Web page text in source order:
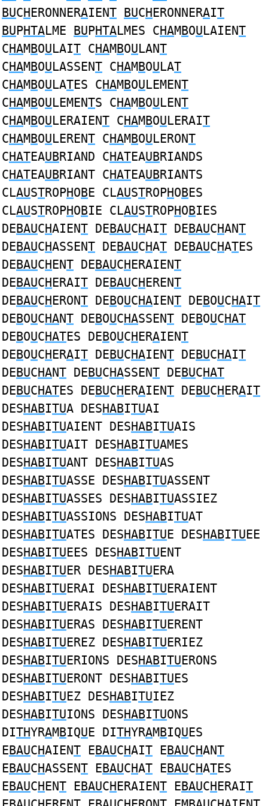
BUCHERONNERAIENT BUCHERONNERAIT
BUPHTALME BUPHTALMES CHAMBOULAIENT
CHAMBOULAIT CHAMBOULANT
CHAMBOULASSENT CHAMBOULAT
CHAMBOULATES CHAMBOULEMENT
CHAMBOULEMENTS CHAMBOULENT
CHAMBOULERAIENT CHAMBOULERAIT
CHAMBOULERENT CHAMBOULERONT
CHATEAUBRIAND CHATEAUBRIANDS
CHATEAUBRIANT CHATEAUBRIANTS
CLAUSTROPHOBE CLAUSTROPHOBES
CLAUSTROPHOBIE CLAUSTROPHOBIES
DEBAUCHAIENT DEBAUCHAIT DEBAUCHANT
DEBAUCHASSENT DEBAUCHAT DEBAUCHATES
DEBAUCHENT DEBAUCHERAIENT
DEBAUCHERAIT DEBAUCHERENT
DEBAUCHERONT DEBOUCHAIENT DEBOUCHAIT
DEBOUCHANT DEBOUCHASSENT DEBOUCHAT
DEBOUCHATES DEBOUCHERAIENT
DEBOUCHERAIT DEBUCHAIENT DEBUCHAIT
DEBUCHANT DEBUCHASSENT DEBUCHAT
DEBUCHATES DEBUCHERAIENT DEBUCHERAIT
DESHABITUA DESHABITUAI
DESHABITUAIENT DESHABITUAIS
DESHABITUAIT DESHABITUAMES
DESHABITUANT DESHABITUAS
DESHABITUASSE DESHABITUASSENT
DESHABITUASSES DESHABITUASSIEZ
DESHABITUASSIONS DESHABITUAT
DESHABITUATES DESHABITUE DESHABITUEE
DESHABITUEES DESHABITUENT
DESHABITUER DESHABITUERA
DESHABITUERAI DESHABITUERAIENT
DESHABITUERAIS DESHABITUERAIT
DESHABITUERAS DESHABITUERENT
DESHABITUEREZ DESHABITUERIEZ
DESHABITUERIONS DESHABITUERONS
DESHABITUERONT DESHABITUES
DESHABITUEZ DESHABITUIEZ
DESHABITUIONS DESHABITUONS
DITHYRAMBIQUE DITHYRAMBIQUES
EBAUCHAIENT EBAUCHAIT EBAUCHANT
EBAUCHASSENT EBAUCHAT EBAUCHATES
EBAUCHENT EBAUCHERAIENT EBAUCHERAIT